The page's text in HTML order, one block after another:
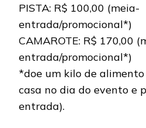
PISTA: R$ 100,00 (meia-
entrada/promocional*)
CAMAROTE: R$ 170,00
entrada/promocional*)
*doe um kilo de
casa no dia do evento e
entrada).